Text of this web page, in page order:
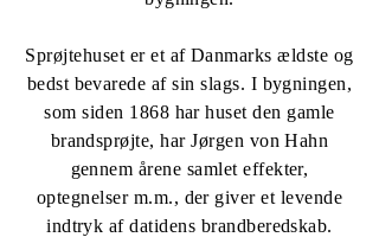
Sprøjtehuset er et af Danmarks ældste og
bedst bevarede af sin slags. I bygningen,
som siden 1868 har huset den gamle
brandsprøjte, har Jørgen von Hahn
gennem årene samlet effekter,
optegnelser m.m., der giver et levende
indtryk af datidens brandberedskab.